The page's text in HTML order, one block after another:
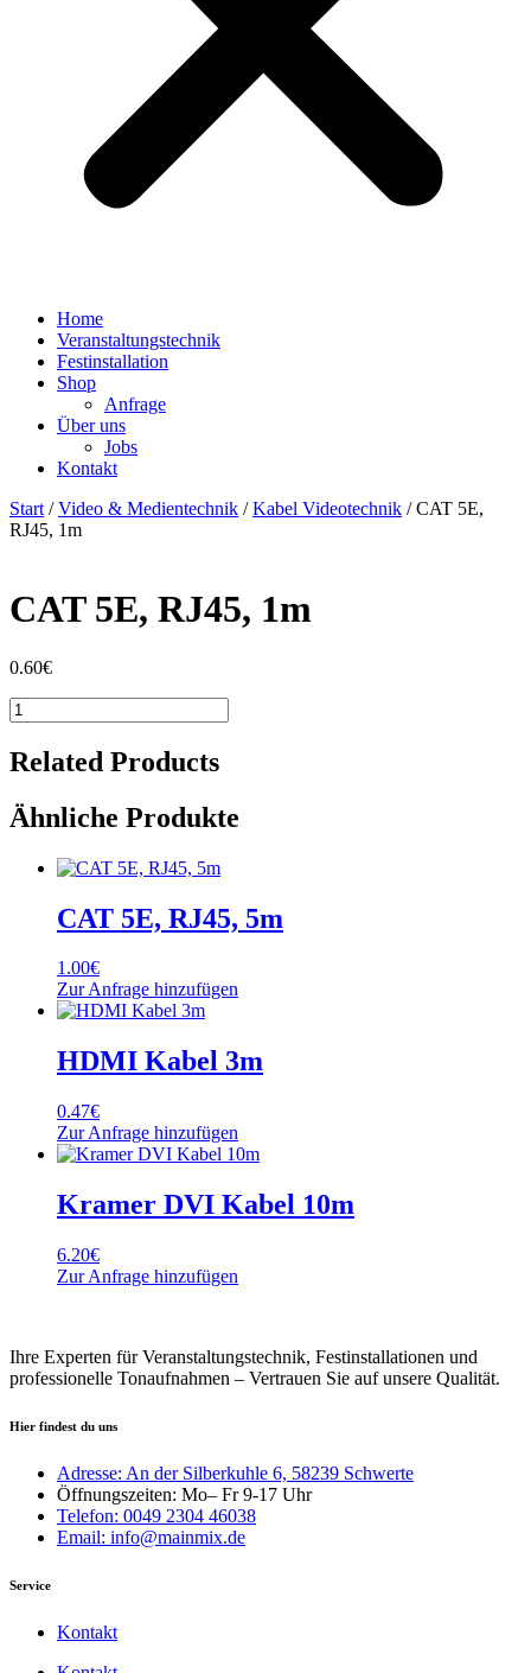
Home
Veranstaltungstechnik
Festinstallation
Shop
Anfrage
Über uns
Jobs
Kontakt
Start /Video & Medientechnik /Kabel Videotechnik / CAT 5E,
RJ45, 1m
CAT 5E, RJ45, 1m
0.60€
CAT
5E,
RJ45,
1m
Related Products
Ähnliche Produkte
CAT 5E, RJ45, 5m
1.00€
Zur Anfrage hinzufügen
HDMI Kabel 3m
0.47€
Zur Anfrage hinzufügen
Kramer DVI Kabel 10m
6.20€
Zur Anfrage hinzufügen
Ihre Experten für Veranstaltungstechnik, Festinstallationen und
professionelle Tonaufnahmen – Vertrauen Sie auf unsere Qualität.
Hier findest du uns
Adresse: An der Silberkuhle 6, 58239 Schwerte
Öffnungszeiten: Mo– Fr 9-17 Uhr
Telefon: 0049 2304 46038
Email: info@mainmix.de
Service
Kontakt